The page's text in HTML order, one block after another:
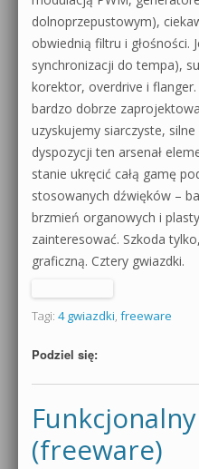
dolnoprzepustowym),
obwiednią filtru i głośności.
synchronizacji do tempa),
korektor, overdrive i
bardzo dobrze
uzyskujemy siarczyste,
dyspozycji ten arsenał
stanie ukręcić całą gamę
stosowanych dźwięków –
brzmień organowych i
zainteresować. Szkoda
graficzną. Cztery gwiazdki.
Tagi: 4 gwiazdki, freeware
Podziel się:
(freeware)